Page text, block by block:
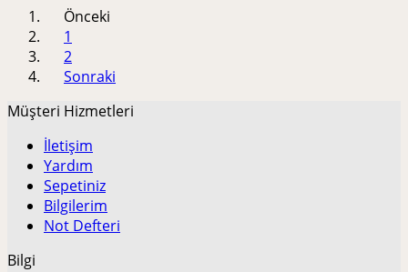
Önceki
1
2
Sonraki
Müşteri Hizmetleri
İletişim
Yardım
Sepetiniz
Bilgilerim
Not Defteri
Bilgi